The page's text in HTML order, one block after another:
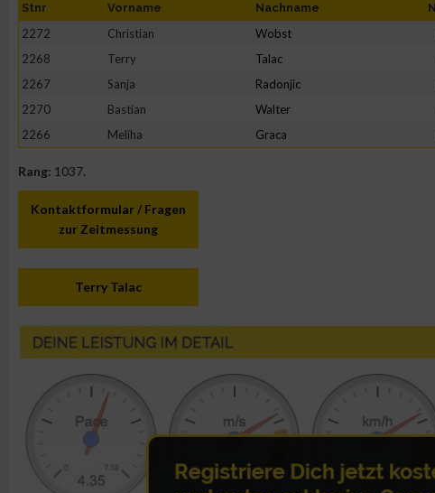
Stnr Vorname Nachname
2272 Christian Wobst
2268
Terry Talac
2267
Sanja Radonjic
2270
Bastian Walter
2266
Meliha Graca
Rang: 1037.
Kontaktformular / Fragen
zur Zeitmessung
Terry Talac